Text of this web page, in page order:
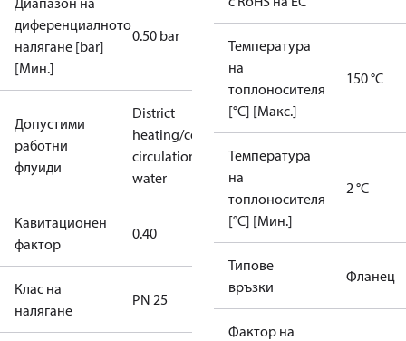
диференциалното
налягане [bar]
[Мин.]
0.50 bar
Допустими
работни
флуиди
District
heating/cooling
circulation
water
Кавитационен
фактор
0.40
Клас на
налягане
PN 25
Температура
на
топлоносителя
[°C] [Макс.]
150 °C
Температура
на
топлоносителя
[°C] [Мин.]
2 °C
Типове
връзки
Фланец
Фактор на